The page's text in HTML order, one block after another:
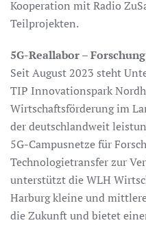
Kooperation mit Radio
Teilprojekten.
5G-Reallabor –
Seit August 2023 steht
TIP Innovationspark
Wirtschaftsförderung im
der deutschlandweit
5G-Campusnetze für
Technologietransfer zur
unterstützt die WLH
Harburg kleine und
die Zukunft und bietet